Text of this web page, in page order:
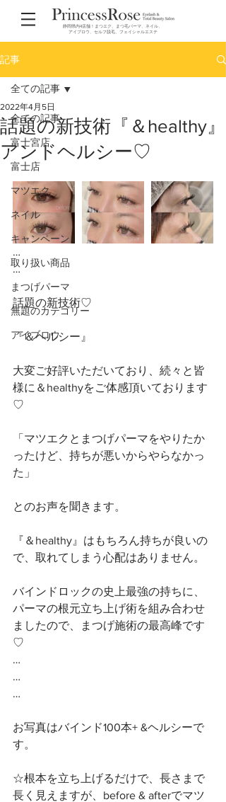
静岡県内4店舗！まつエク、まつ毛パーマ、ネイル、
アイブロウ、セルフ脱毛、フェイシャルエステ
記事
全ての記事
富士宮店
富士店
マツエク
ネイル
キャンペーン
取り扱い商品
まつげパーマ
無題のカテゴリー
アイブロウ
全ての記事
話題の新技術『＆healthy』
アンドヘルシー♡
2022年4月5日
…
…
話題の新技術♡
『＆ヘルシー』
大変ご好評いただいており、続々と皆
様に＆healthyをご体感頂いております
♡
「マツエクとまつげパーマをやりたか
ったけど、持ちが悪いからやらなかっ
た」
とのお声を聞きます。
『＆healthy』はもちろん持ちが良いの
で、取れてしまう心配はありません。
バインドロックの史上最強の持ちに、
パーマの根元立ち上げ術を組み合わせ
ましたので、まつげ施術の最高峰です
♡
…
…
…
お写真はバインド100本+ &ヘルシーで
す。
☆根本を立ち上げるだけで、長さまで
長く見えますが、before & afterでマツ